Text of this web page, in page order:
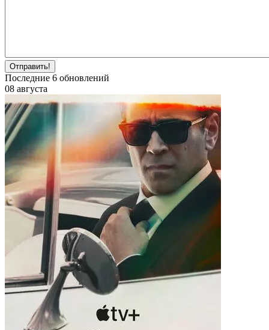
Отправить!
Последние 6 обновлений
08 августа